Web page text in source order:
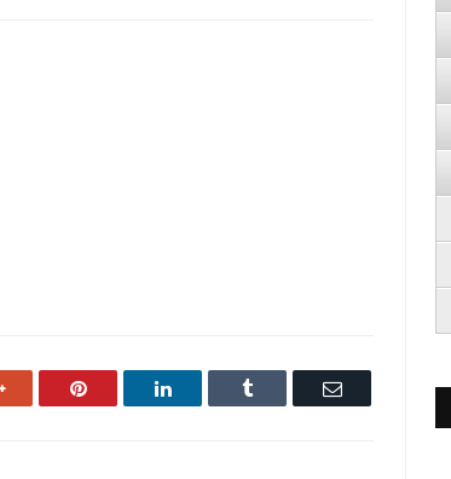
Google+ Pinterest LinkedIn Tumblr Email